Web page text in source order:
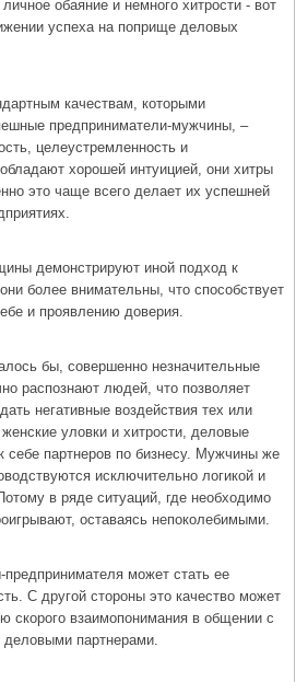
обаяние и немного хитрости - вот
успеха на поприще деловых
качествам, которыми
предприниматели-мужчины, –
целеустремленность и
хорошей интуицией, они хитры
это чаще всего делает их успешней
демонстрируют иной подход к
более внимательны, что способствует
и проявлению доверия.
бы, совершенно незначительные
распознают людей, что позволяет
негативные воздействия тех или
уловки и хитрости, деловые
себе партнеров по бизнесу. Мужчины же
исключительно логикой и
в ряде ситуаций, где необходимо
оставаясь непоколебимыми.
может стать ее
С другой стороны это качество может
скорого взаимопонимания в общении с
партнерами.